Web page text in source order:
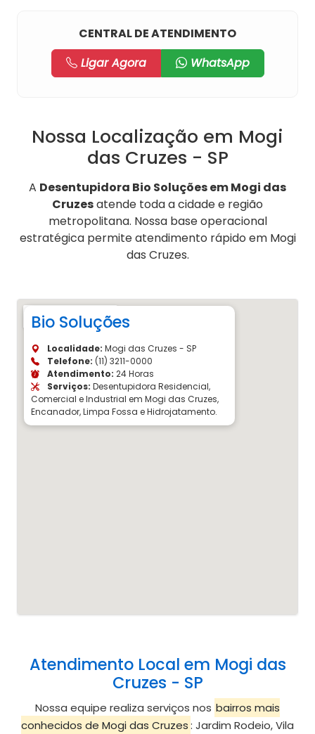
CENTRAL DE ATENDIMENTO
Ligar Agora
WhatsApp
Nossa Localização em Mogi
das Cruzes - SP
A Desentupidora Bio Soluções em Mogi das
Cruzesatende toda a cidade e região
metropolitana. Nossa base operacional
estratégica permite atendimento rápido em Mogi
das Cruzes.
Bio Soluções
Localidade: Mogi das Cruzes - SP
Telefone: (11) 3211-0000
Atendimento: 24 Horas
Serviços: Desentupidora Residencial,
Comercial e Industrial em Mogi das Cruzes,
Encanador, Limpa Fossa e Hidrojatamento.
Atendimento Local em Mogi das
Cruzes - SP
Nossa equipe realiza serviços nos bairros mais
conhecidos de Mogi das Cruzes: Jardim Rodeio, Vila